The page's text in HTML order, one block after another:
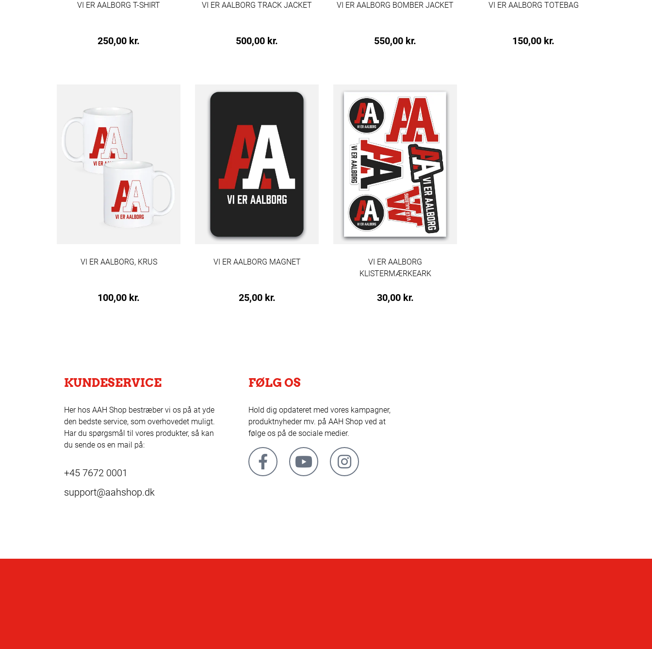
VI ER AALBORG T-SHIRT
250,00 kr.
VI ER AALBORG TRACK JACKET
500,00 kr.
VI ER AALBORG BOMBER JACKET
550,00 kr.
VI ER AALBORG TOTEBAG
150,00 kr.
VI ER AALBORG, KRUS
100,00 kr.
VI ER AALBORG MAGNET
25,00 kr.
VI ER AALBORG
KLISTERMÆRKEARK
30,00 kr.
KUNDESERVICE
Her hos AAH Shop bestræber vi os på at yde
den bedste service, som overhovedet muligt.
Har du spørgsmål til vores produkter, så kan
du sende os en mail på:
+45 7672 0001
support@aahshop.dk
FØLG OS
Hold dig opdateret med vores kampagner,
produktnyheder mv. på AAH Shop ved at
følge os på de sociale medier.